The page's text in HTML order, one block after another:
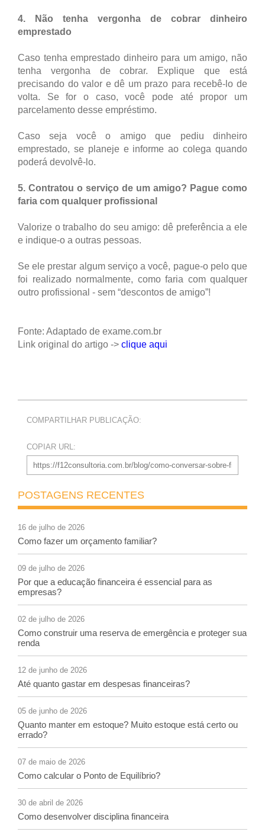
4. Não tenha vergonha de cobrar dinheiro
emprestado
Caso tenha emprestado dinheiro para um amigo, não
tenha vergonha de cobrar. Explique que está
precisando do valor e dê um prazo para recebê-lo de
volta. Se for o caso, você pode até propor um
parcelamento desse empréstimo.
Caso seja você o amigo que pediu dinheiro
emprestado, se planeje e informe ao colega quando
poderá devolvê-lo.
5. Contratou o serviço de um amigo? Pague como
faria com qualquer profissional
Valorize o trabalho do seu amigo: dê preferência a ele
e indique-o a outras pessoas.
Se ele prestar algum serviço a você, pague-o pelo que
foi realizado normalmente, como faria com qualquer
outro profissional - sem “descontos de amigo”!
Fonte: Adaptado de exame.com.br
Link original do artigo -> clique aqui
COMPARTILHAR PUBLICAÇÃO:
COPIAR URL:
POSTAGENS RECENTES
16 de julho de 2026
Como fazer um orçamento familiar?
09 de julho de 2026
Por que a educação financeira é essencial para as
empresas?
02 de julho de 2026
Como construir uma reserva de emergência e proteger sua
renda
12 de junho de 2026
Até quanto gastar em despesas financeiras?
05 de junho de 2026
Quanto manter em estoque? Muito estoque está certo ou
errado?
07 de maio de 2026
Como calcular o Ponto de Equilíbrio?
30 de abril de 2026
Como desenvolver disciplina financeira